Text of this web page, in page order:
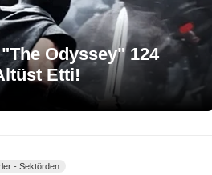
Odyssey" 124
Etti!
- Sektörden